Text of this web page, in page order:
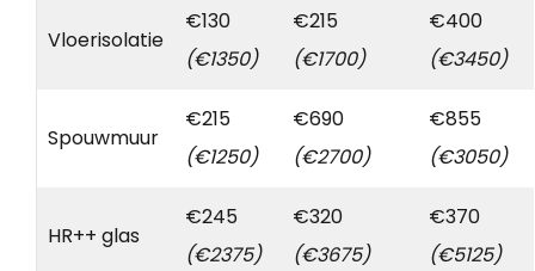
Vloerisolatie
€130
(€1350)
€215
(€1700)
€400
(€3450)
Spouwmuur
€215
(€1250)
€690
(€2700)
€855
(€3050)
HR++ glas
€245
(€2375)
€320
(€3675)
€370
(€5125)